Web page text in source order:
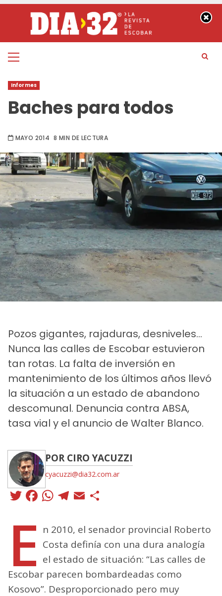
contenido
Menú
Informes
Baches para todos
MAYO 2014 8 MIN DE LECTURA
Pozos gigantes, rajaduras, desniveles…
Nunca las calles de Escobar estuvieron
tan rotas. La falta de inversión en
mantenimiento de los últimos años llevó
la situación a un estado de abandono
descomunal. Denuncia contra ABSA,
tasa vial y el anuncio de Walter Blanco.
POR CIRO YACUZZI
cyacuzzi@dia32.com.ar
Twitter
Facebook
WhatsApp
Telegram
Email
E n 2010, el senador provincial Roberto
Costa definía con una dura analogía
el estado de situación: “Las calles de
Escobar parecen bombardeadas como
Kosovo”. Desproporcionado pero muy